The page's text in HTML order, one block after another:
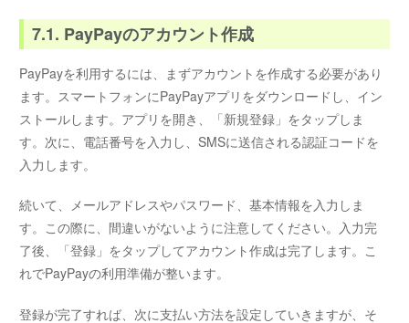
7.1. PayPayのアカウント作成
PayPayを利用するには、まずアカウントを作成する必要があり
ます。スマートフォンにPayPayアプリをダウンロードし、イン
ストールします。アプリを開き、「新規登録」をタップしま
す。次に、電話番号を入力し、SMSに送信される認証コードを
入力します。
続いて、メールアドレスやパスワード、基本情報を入力しま
す。この際に、間違いがないように注意してください。入力完
了後、「登録」をタップしてアカウント作成は完了します。こ
れでPayPayの利用準備が整います。
登録が完了すれば、次に支払い方法を設定していきますが、そ